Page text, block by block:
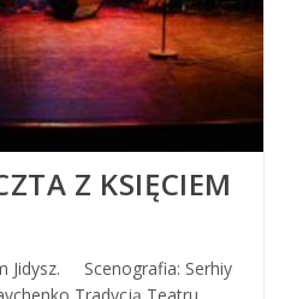
Z KSIĘCIEM
Jidysz. Scenografia: Serhiy